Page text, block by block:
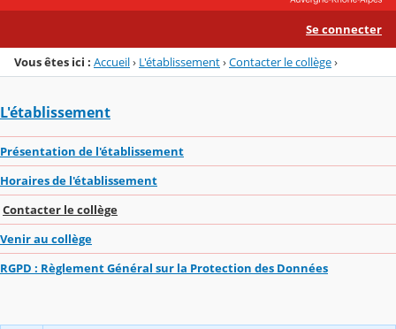
Se connecter
Vous êtes ici : Accueil› L'établissement›Contacter le collège›
L'établissement
Présentation de l'établissement
Horaires de l'établissement
Contacter le collège
Venir au collège
RGPD : Règlement Général sur la Protection des Données